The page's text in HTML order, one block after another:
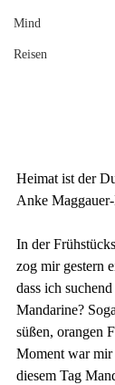
Mind
Reisen
Heimat ist der
Anke
In der
zog mir gestern
dass ich
Mandarine?
süßen, orangen
Moment war mir
diesem Tag